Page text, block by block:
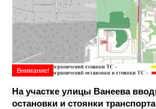
Внимание!
На участке улицы Ванеева
остановки и стоянки транспорта